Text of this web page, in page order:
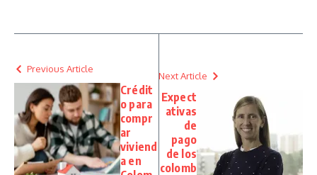
Previous Article
Crédit
o para
compr
ar
viviend
a en
Next Article
Expect
ativas
de
pago
de los
colomb